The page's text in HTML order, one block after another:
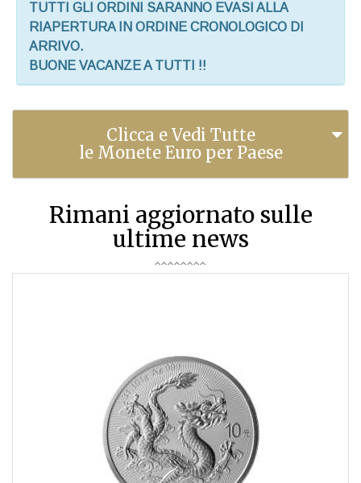
TUTTI GLI ORDINI SARANNO EVASI ALLA
RIAPERTURA IN ORDINE CRONOLOGICO DI
ARRIVO.
BUONE VACANZE A TUTTI !!
Clicca e Vedi Tutte
le Monete Euro per Paese
Rimani aggiornato sulle
ultime news